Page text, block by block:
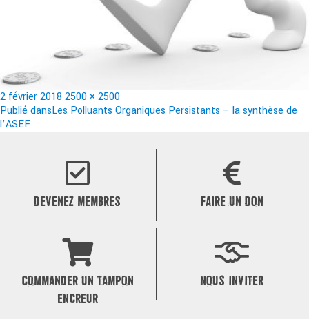
Publié
le
2 février 2018 Taille
réelle
2500 × 2500
Navigation
de
Publié dansLes Polluants Organiques Persistants – la synthèse de
l’ASEF
DEVENEZ MEMBRES FAIRE UN DON
COMMANDER UN TAMPON
ENCREUR
NOUS INVITER